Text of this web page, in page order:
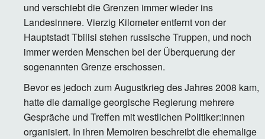
und verschiebt die Grenzen immer wieder ins
Landesinnere. Vierzig Kilometer entfernt von der
Hauptstadt Tbilisi stehen russische Truppen, und noch
immer werden Menschen bei der Überquerung der
sogenannten Grenze erschossen.
Bevor es jedoch zum Augustkrieg des Jahres 2008 kam,
hatte die damalige georgische Regierung mehrere
Gespräche und Treffen mit westlichen Politiker:innen
organisiert. In ihren Memoiren beschreibt die ehemalige